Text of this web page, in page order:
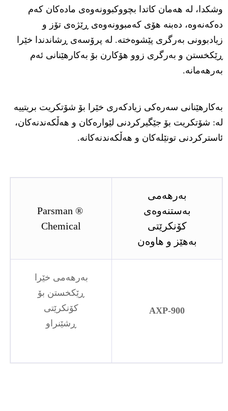
وشکدا، لە هەمان کاتدا بچووکبوونەوەی مادەکان کەم
دەکەنەوە، دەبنە هۆی کەمبوونەوەی ڕێژەی تۆز و
زیادبوونی بەرگری پێشوەختە. لە پرۆسەی ڕشاندندا خێرا
ڕێکخستن و بەرگری زوو هۆکارن بۆ بەکارهێنانی ئەم
بەرهەمانە.
بەکارهێنانی سەرەکی زیادکەری خێرا بۆ شۆتکریت بریتییە
لە: شۆتکریت بۆ جێگیرکردنی لێوارەکان و هەڵکەندنەکان،
ئاسترکردنی تونێلەکان و هەڵکەندنەکانە.
بەرهەمی
بەستنەوەی
کۆنکرێتی
بەهێز و هاوەن
® Parsman
Chemical
AXP-900
بەرهەمی خێرا
ڕێکخستن بۆ
کۆنکرێتی
ڕشێنراو